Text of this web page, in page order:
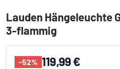
Lauden Hängeleuchte
3-flammig
-52% 119,99 €